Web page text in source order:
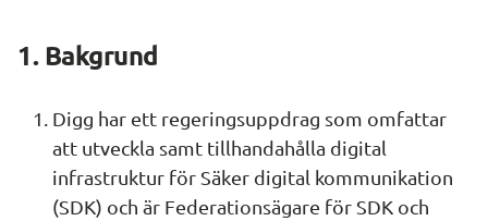
1. Bakgrund
Digg har ett regeringsuppdrag som omfattar
att utveckla samt tillhandahålla digital
infrastruktur för Säker digital kommunikation
(SDK) och är Federationsägare för SDK och